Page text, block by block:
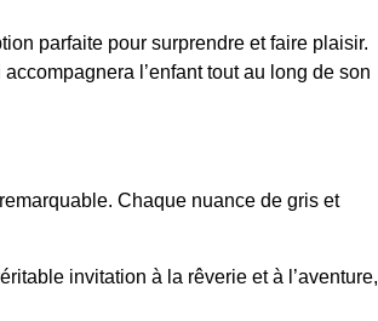
parfaite pour surprendre et faire plaisir.
l’enfant tout au long de son
Chaque nuance de gris et
invitation à la rêverie et à l’aventure,